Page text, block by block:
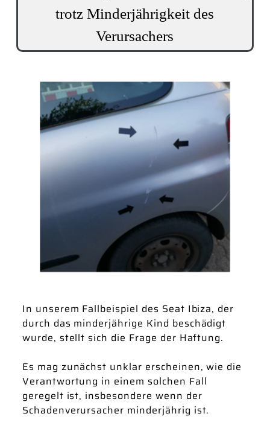
trotz Minderjährigkeit des
Verursachers
In unserem Fallbeispiel des Seat Ibiza, der
durch das minderjährige Kind beschädigt
wurde, stellt sich die Frage der Haftung.
Es mag zunächst unklar erscheinen, wie die
Verantwortung in einem solchen Fall
geregelt ist, insbesondere wenn der
Schadenverursacher minderjährig ist.